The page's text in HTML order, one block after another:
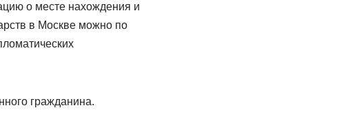
о месте нахождения и
в Москве можно по
гражданина.